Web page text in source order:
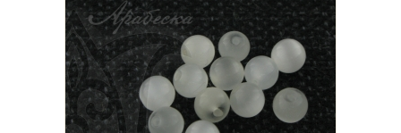
Эпоксидная смола
Шнуры, ленты, нитки
По темам и сезонам